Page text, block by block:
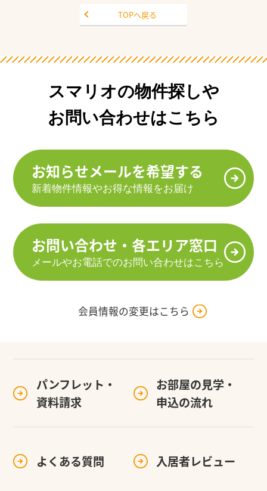
TOPへ戻る
スマリオの物件探しや
お問い合わせはこちら
お知らせメールを希望する
新着物件情報やお得な情報をお届け
お問い合わせ・各エリア窓口
メールやお電話でのお問い合わせはこちら
会員情報の変更はこちら
パンフレット・
資料請求
お部屋の見学・
申込の流れ
よくある質問 入居者レビュー